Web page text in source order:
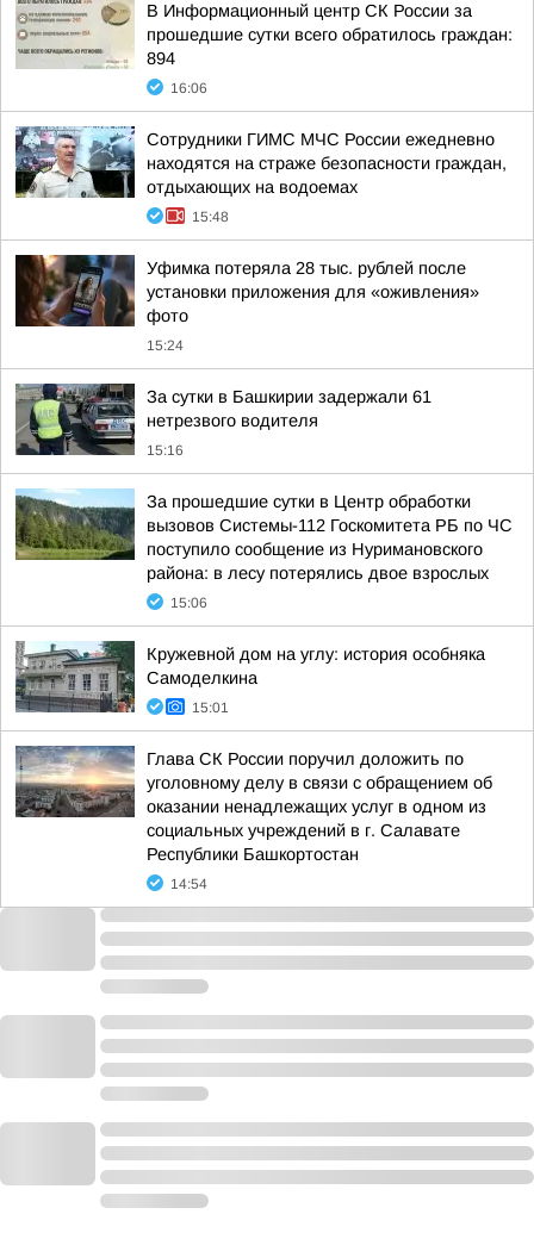
В Информационный центр СК России за
прошедшие сутки всего обратилось граждан:
894
16:06
Сотрудники ГИМС МЧС России ежедневно
находятся на страже безопасности граждан,
отдыхающих на водоемах
15:48
Уфимка потеряла 28 тыс. рублей после
установки приложения для «оживления»
фото
15:24
За сутки в Башкирии задержали 61
нетрезвого водителя
15:16
За прошедшие сутки в Центр обработки
вызовов Системы-112 Госкомитета РБ по ЧС
поступило сообщение из Нуримановского
района: в лесу потерялись двое взрослых
15:06
Кружевной дом на углу: история особняка
Самоделкина
15:01
Глава СК России поручил доложить по
уголовному делу в связи с обращением об
оказании ненадлежащих услуг в одном из
социальных учреждений в г. Салавате
Республики Башкортостан
14:54